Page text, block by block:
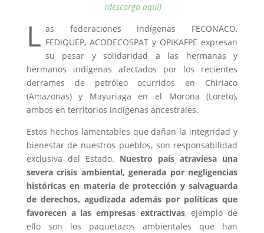
(descarga aquí)
L as federaciones indígenas FECONACO,
FEDIQUEP, ACODECOSPAT y OPIKAFPE expresan
su pesar y solidaridad a las hermanas y
hermanos indígenas afectados por los recientes
derrames de petróleo ocurridos en Chiriaco
(Amazonas) y Mayuriaga en el Morona (Loreto),
ambos en territorios indígenas ancestrales.
Estos hechos lamentables que dañan la integridad y
bienestar de nuestros pueblos, son responsabilidad
exclusiva del Estado. Nuestro país atraviesa una
severa crisis ambiental, generada por negligencias
históricas en materia de protección y salvaguarda
de derechos, agudizada además por políticas que
favorecen a las empresas extractivas, ejemplo de
ello son los paquetazos ambientales que han